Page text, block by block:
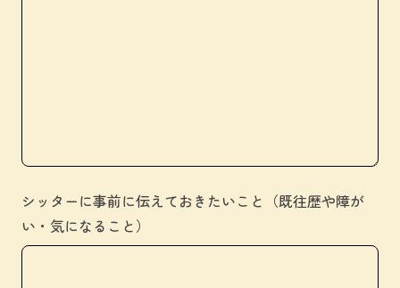
シッターに事前に伝えておきたいこと（既往歴や障が
い・気になること）